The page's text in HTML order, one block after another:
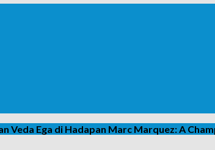
Veda Ega di Hadapan Marc Marquez: A